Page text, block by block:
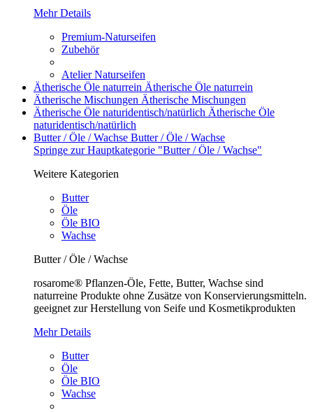
Mehr Details
Premium-Naturseifen
Zubehör
Atelier Naturseifen
Ätherische Öle naturrein Ätherische Öle naturrein
Ätherische Mischungen Ätherische Mischungen
Ätherische Öle naturidentisch/natürlich Ätherische Öle
naturidentisch/natürlich
Butter / Öle / Wachse Butter / Öle / Wachse
Springe zur Hauptkategorie "Butter / Öle / Wachse"
Weitere Kategorien
Butter
Öle
Öle BIO
Wachse
Butter / Öle / Wachse
rosarome® Pflanzen-Öle, Fette, Butter, Wachse sind
naturreine Produkte ohne Zusätze von Konservierungsmitteln.
geeignet zur Herstellung von Seife und Kosmetikprodukten
Mehr Details
Butter
Öle
Öle BIO
Wachse